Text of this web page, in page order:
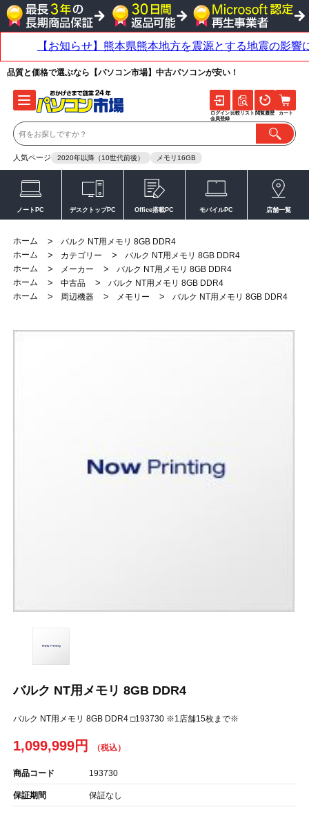
品質と価格で選ぶなら【パソコン市場】中古パソコンが安い！
人気ページ 2020年以降（10世代前後） メモリ16GB
ログイン
会員登録
比較リスト 閲覧履歴 カート
ノートPC デスクトップPC Office搭載PC モバイルPC 店舗一覧
ホーム >
バルク NT用メモリ 8GB DDR4
ホーム
> カテゴリー >
バルク NT用メモリ 8GB DDR4
ホーム
> メーカー >
バルク NT用メモリ 8GB DDR4
ホーム
> 中古品 >
バルク NT用メモリ 8GB DDR4
ホーム
> 周辺機器 > メモリー > バルク NT用メモリ 8GB DDR4
バルク NT用メモリ 8GB DDR4
バルク NT用メモリ 8GB DDR4 □193730 ※1店舗15枚まで※
1,099,999円
商品コード 193730
保証期間 保証なし